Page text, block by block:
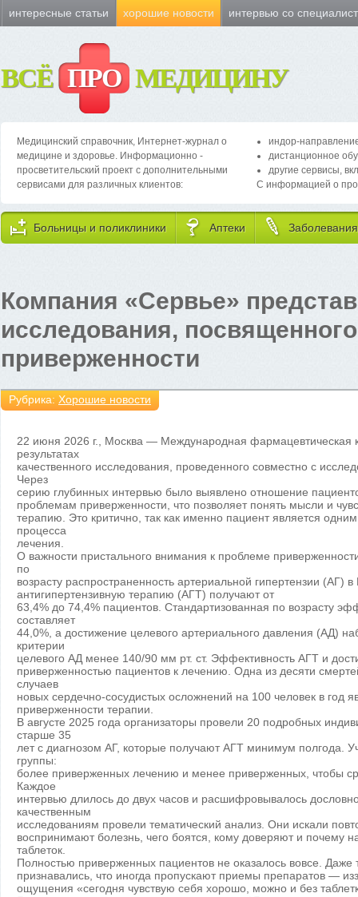
интересные статьи хорошие новости интервью со
ВСЁ ПРО МЕДИЦИНУ
Медицинский справочник, Интернет-журнал о
медицине и здоровье. Информационно -
просветительский проект с дополнительными
сервисами для различных клиентов:
индор-
дистанционное
другие сервисы,
С информацией о
Больницы и поликлиники Аптеки Заболевания
Компания «Сервье»
исследования,
приверженности
Рубрика: Хорошие новости
22 июня 2026 г., Москва — Международная фармацевтическая
результатах
качественного исследования, проведенного совместно с
Через
серию глубинных интервью было выявлено отношение
проблемам приверженности, что позволяет понять мысли и
терапию. Это критично, так как именно пациент является
процесса
лечения.
О важности пристального внимания к проблеме
по
возрасту распространенность артериальной гипертензии (АГ)
антигипертензивную терапию (АГТ) получают от
63,4% до 74,4% пациентов. Стандартизованная по возрасту
составляет
44,0%, а достижение целевого артериального давления (АД)
критерии
целевого АД менее 140/90 мм рт. ст. Эффективность АГТ и
приверженностью пациентов к лечению. Одна из десяти
случаев
новых сердечно-сосудистых осложнений на 100 человек в год
приверженности терапии.
В августе 2025 года организаторы провели 20 подробных
старше 35
лет с диагнозом АГ, которые получают АГТ минимум полгода.
группы:
более приверженных лечению и менее приверженных, чтобы
Каждое
интервью длилось до двух часов и расшифровывалось
качественным
исследованиям провели тематический анализ. Они искали
воспринимают болезнь, чего боятся, кому доверяют и почему
таблеток.
Полностью приверженных пациентов не оказалось вовсе. Даже
признавались, что иногда пропускают приемы препаратов —
ощущения «сегодня чувствую себя хорошо, можно и без